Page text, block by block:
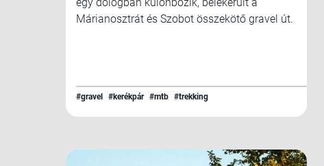
Márianosztrát és Szobot összekötő gravel út.
#gravel #kerékpár #mtb #trekking